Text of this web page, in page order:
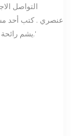
التواصل
Cracker Barrel يشم رائحة عنصرية بصوت عالٍ كنا نعرفه.'